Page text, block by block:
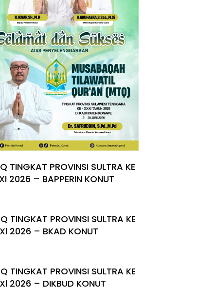
TINGKAT PROVINSI SULTRA KE
2026 – BAPPERIN KONUT
TINGKAT PROVINSI SULTRA KE
2026 – BKAD KONUT
TINGKAT PROVINSI SULTRA KE
2026 – DIKBUD KONUT